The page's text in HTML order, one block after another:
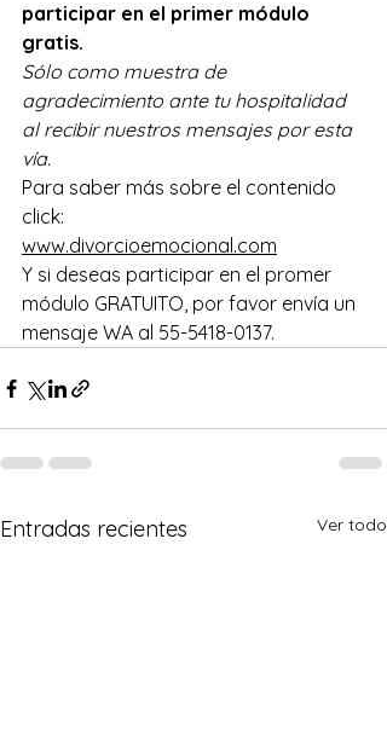
participar en el primer módulo
gratis.
Sólo como muestra de
agradecimiento ante tu hospitalidad
al recibir nuestros mensajes por esta
vía.
Para saber más sobre el contenido
click:
www.divorcioemocional.com
Y si deseas participar en el promer
módulo GRATUITO, por favor envía un
mensaje WA al 55-5418-0137.
Entradas recientes Ver todo